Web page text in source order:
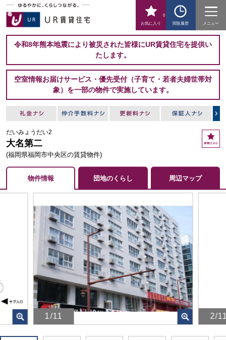
お気に入り
0
閲覧履歴
メニュー
令和8年熊本地震により被災された皆様にUR賃貸住宅を提供い
たします。
空室情報お届けサービス・優先受付（子育て・若者夫婦世帯対
象）を一部の物件で実施しています。
だいみょうだい2
大名第二
(福岡県福岡市中央区の賃貸物件)
お
気
物件情報 団地のくらし 周辺マップ
1/11
画
2/
画